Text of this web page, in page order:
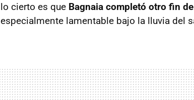
lo cierto es que Bagnaia completó otro fin
especialmente lamentable bajo la lluvia del